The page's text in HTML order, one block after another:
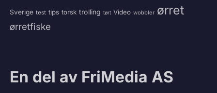
Sverige test tips torsk trolling tørt Video wobbler ørret
ørretfiske
En del av FriMedia AS